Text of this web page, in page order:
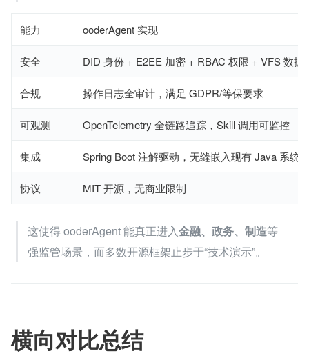
能力 ooderAgent 实现
安全 DID 身份 + E2EE 加密 + RBAC 权限 + VFS 数据
合规 操作日志全审计，满足 GDPR/等保要求
可观测 OpenTelemetry 全链路追踪，Skill 调用可监控
集成 Spring Boot 注解驱动，无缝嵌入现有 Java 系统
协议 MIT 开源，无商业限制
这使得 ooderAgent 能真正进入金融、政务、制造等
强监管场景，而多数开源框架止步于“技术演示”。
横向对比总结